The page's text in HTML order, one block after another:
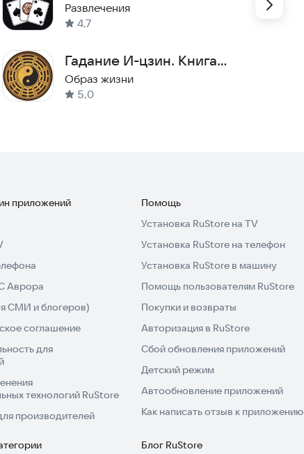
Развлечения
4,7
Гадание И-цзин. Книга
перемен
Образ жизни
5,0
приложений
Аврора
СМИ и блогеров)
соглашение
для
технологий RuStore
производителей
Помощь
Установка RuStore на TV
Установка RuStore на телефон
Установка RuStore в машину
Помощь пользователям RuStore
Покупки и возвраты
Авторизация в RuStore
Сбой обновления приложений
Детский режим
Автообновление приложений
Как написать отзыв к приложению
Блог RuStore